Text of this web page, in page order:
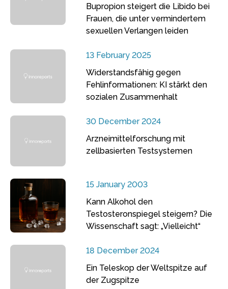
Bupropion steigert die Libido bei
Frauen, die unter vermindertem
sexuellen Verlangen leiden
13 February 2025
Widerstandsfähig gegen
Fehlinformationen: KI stärkt den
sozialen Zusammenhalt
30 December 2024
Arzneimittelforschung mit
zellbasierten Testsystemen
15 January 2003
Kann Alkohol den
Testosteronspiegel steigern? Die
Wissenschaft sagt: „Vielleicht“
18 December 2024
Ein Teleskop der Weltspitze auf
der Zugspitze